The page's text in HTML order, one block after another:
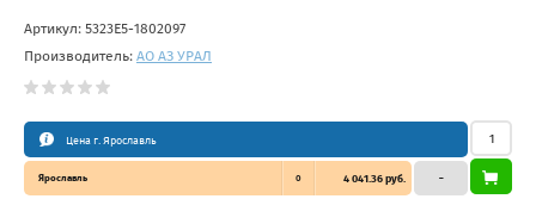
Артикул: 5323Е5-1802097
Производитель: АО АЗ УРАЛ
Цена г. Ярославль
Ярославль 0 4 041.36 руб. –